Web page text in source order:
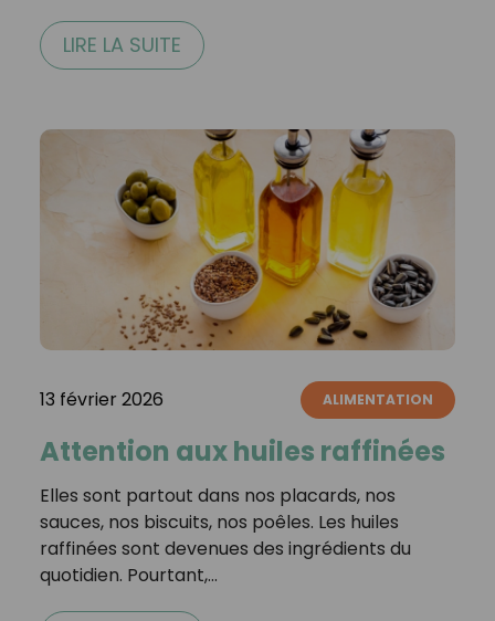
LIRE LA SUITE
13 février 2026 ALIMENTATION
Attention aux huiles raffinées
Elles sont partout dans nos placards, nos
sauces, nos biscuits, nos poêles. Les huiles
raffinées sont devenues des ingrédients du
quotidien. Pourtant,…